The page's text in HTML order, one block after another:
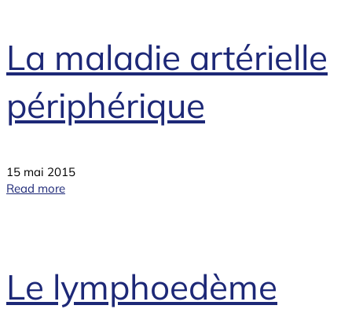
La maladie artérielle
périphérique
15 mai 2015
Read more
Le lymphoedème